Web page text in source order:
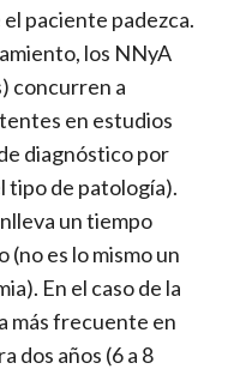
paciente padezca.
los NNyA
concurren a
en estudios
diagnóstico por
tipo de patología).
un tiempo
es lo mismo un
En el caso de la
más frecuente en
dos años (6 a 8